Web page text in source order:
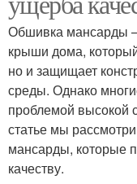
Обшивка мансарды
крыши дома,
но и защищает
среды. Однако
проблемой высокой
статье мы
мансарды, которые
качеству.